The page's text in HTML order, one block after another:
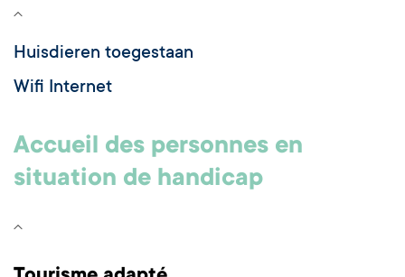
Huisdieren toegestaan
Wifi Internet
Accueil des personnes en
situation de handicap